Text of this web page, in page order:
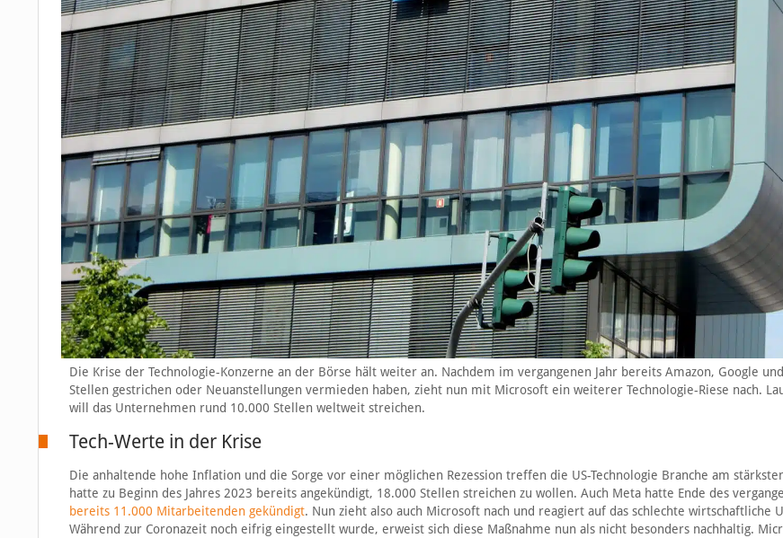
Die Krise der Technologie-Konzerne an der Börse hält weiter an. Nachdem im vergangenen Jahr bereits Amazon, Google
Stellen gestrichen oder Neuanstellungen vermieden haben, zieht nun mit Microsoft ein weiterer Technologie-Riese nach.
will das Unternehmen rund 10.000 Stellen weltweit streichen.
Tech-Werte in der Krise
Die anhaltende hohe Inflation und die Sorge vor einer möglichen Rezession treffen die US-Technologie Branche am
hatte zu Beginn des Jahres 2023 bereits angekündigt, 18.000 Stellen streichen zu wollen. Auch Meta hatte Ende des
bereits 11.000 Mitarbeitenden gekündigt. Nun zieht also auch Microsoft nach und reagiert auf das schlechte wirtschaftliche
Während zur Coronazeit noch eifrig eingestellt wurde, erweist sich diese Maßnahme nun als nicht besonders nachhaltig.